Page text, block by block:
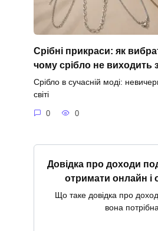
Срібні прикраси: як
чому срібло не виходить
Срібло в сучасній моді:
світі
0 0
Довідка про доходи
отримати онлайн і
Що таке довідка про
вона потрібна